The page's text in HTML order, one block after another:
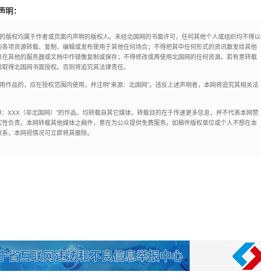
明：
版权均属于作者或页面内声明的版权人。未经北国网的书面许可，任何其他个人或组织均不得以
项资源转载、复制、编辑或发布使用于其他任何场合；不得把其中任何形式的资讯散发给其他
其他的服务器或文档中作镜像复制或保存；不得修改或再使用北国网的任何资源。若有意转载
得北国网书面授权。否则将追究其法律责任。
作品的，应在授权范围内使用，并注明“来源：北国网”。违反上述声明者，本网将追究其相关法
XXX（非北国网）”的作品，均转载自其它媒体，转载目的在于传递更多信息，并不代表本网赞
性负责。本网转载其他媒体之稿件，意在为公众提供免费服务。如稿件版权单位或个人不想在本
，本网视情况可立即将其撤除。